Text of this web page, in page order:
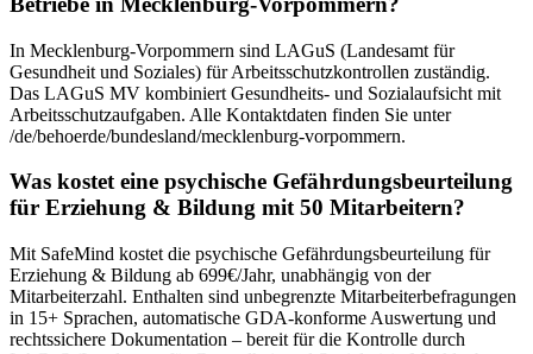
In Mecklenburg-Vorpommern sind LAGuS (Landesamt für
Gesundheit und Soziales) für Arbeitsschutzkontrollen zuständig.
Das LAGuS MV kombiniert Gesundheits- und Sozialaufsicht mit
Arbeitsschutzaufgaben. Alle Kontaktdaten finden Sie unter
/de/behoerde/bundesland/mecklenburg-vorpommern.
Was kostet eine psychische Gefährdungsbeurteilung
für Erziehung & Bildung mit 50 Mitarbeitern?
Mit SafeMind kostet die psychische Gefährdungsbeurteilung für
Erziehung & Bildung ab 699€/Jahr, unabhängig von der
Mitarbeiterzahl. Enthalten sind unbegrenzte Mitarbeiterbefragungen
in 15+ Sprachen, automatische GDA-konforme Auswertung und
rechtssichere Dokumentation – bereit für die Kontrolle durch